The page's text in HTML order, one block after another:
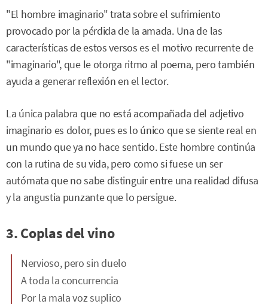
"El hombre imaginario" trata sobre el sufrimiento
provocado por la pérdida de la amada. Una de las
características de estos versos es el motivo recurrente de
"imaginario", que le otorga ritmo al poema, pero también
ayuda a generar reflexión en el lector.
La única palabra que no está acompañada del adjetivo
imaginario es dolor, pues es lo único que se siente real en
un mundo que ya no hace sentido. Este hombre continúa
con la rutina de su vida, pero como si fuese un ser
autómata que no sabe distinguir entre una realidad difusa
y la angustia punzante que lo persigue.
3. Coplas del vino
Nervioso, pero sin duelo
A toda la concurrencia
Por la mala voz suplico